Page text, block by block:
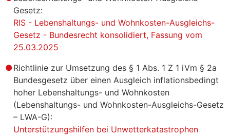
Gesetz:
RIS - Lebenshaltungs- und Wohnkosten-Ausgleichs-
Gesetz - Bundesrecht konsolidiert, Fassung vom
25.03.2025
Richtlinie zur Umsetzung des § 1 Abs. 1 Z 1 iVm § 2a
Bundesgesetz über einen Ausgleich inflationsbedingt
hoher Lebenshaltungs- und Wohnkosten
(Lebenshaltungs- und Wohnkosten-Ausgleichs-Gesetz
– LWA-G):
Unterstützungshilfen bei Unwetterkatastrophen